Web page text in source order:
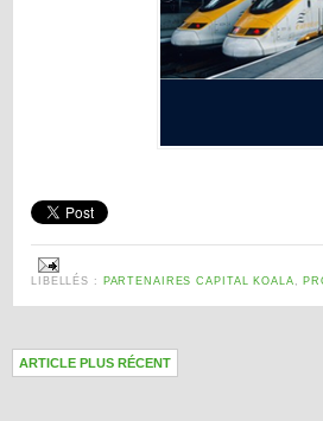
LIBELLÉS : PARTENAIRES CAPITAL KOALA
ARTICLE PLUS RÉCENT